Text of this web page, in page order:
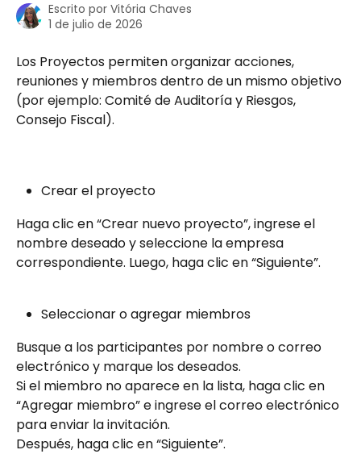
Escrito por Vitória Chaves
1 de julio de 2026
Los Proyectos permiten organizar acciones,
reuniones y miembros dentro de un mismo objetivo
(por ejemplo: Comité de Auditoría y Riesgos,
Consejo Fiscal).
Crear el proyecto
Haga clic en “Crear nuevo proyecto”, ingrese el
nombre deseado y seleccione la empresa
correspondiente. Luego, haga clic en “Siguiente”.
Seleccionar o agregar miembros
Busque a los participantes por nombre o correo
electrónico y marque los deseados.
Si el miembro no aparece en la lista, haga clic en
“Agregar miembro” e ingrese el correo electrónico
para enviar la invitación.
Después, haga clic en “Siguiente”.